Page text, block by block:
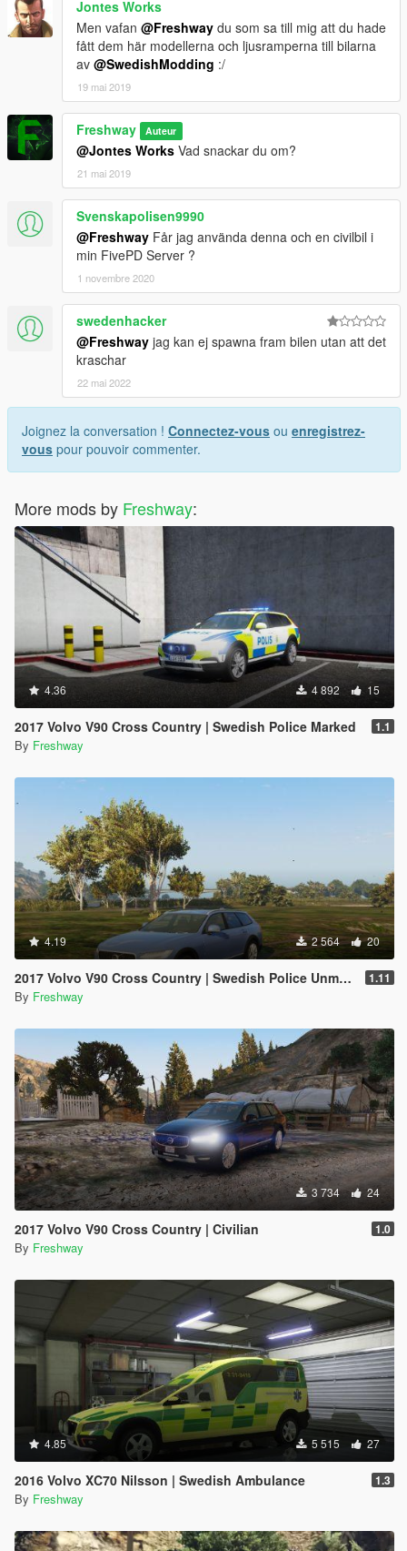
Jontes Works
Men vafan @Freshway du som sa till mig att du hade
fått dem här modellerna och ljusramperna till bilarna
av @SwedishModding :/
19 mai 2019
Freshway Auteur
@Jontes Works Vad snackar du om?
21 mai 2019
Svenskapolisen9990
@Freshway Får jag använda denna och en civilbil i
min FivePD Server ?
1 novembre 2020
swedenhacker
@Freshway jag kan ej spawna fram bilen utan att det
kraschar
22 mai 2022
Joignez la conversation ! Connectez-vous ou enregistrez-
vous pour pouvoir commenter.
More mods by Freshway:
4.36 4 892 15
2017 Volvo V90 Cross Country | Swedish Police Marked 1.1
By Freshway
4.19 2 564 20
2017 Volvo V90 Cross Country | Swedish Police Unmarked 1.11
By Freshway
3 734 24
2017 Volvo V90 Cross Country | Civilian 1.0
By Freshway
4.85 5 515 27
2016 Volvo XC70 Nilsson | Swedish Ambulance 1.3
By Freshway